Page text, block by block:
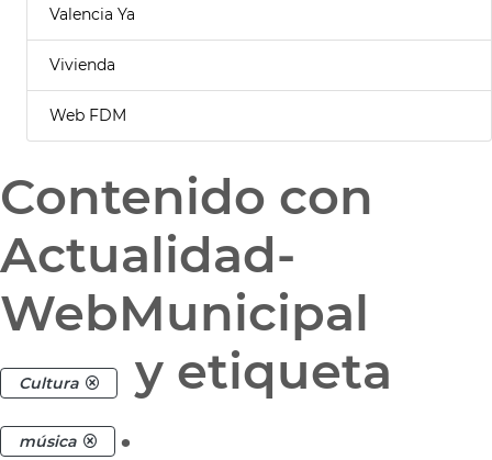
Valencia Ya
Vivienda
Web FDM
Contenido con
Actualidad-
WebMunicipal
Cultura y etiqueta
música .